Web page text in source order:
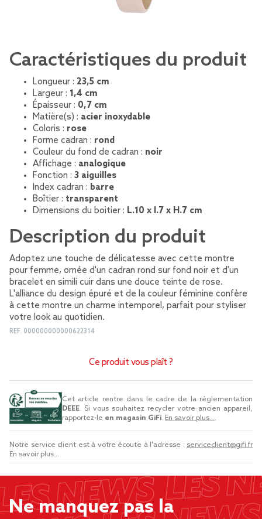
Caractéristiques du produit
Longueur : 23,5 cm
Largeur : 1,4 cm
Épaisseur : 0,7 cm
Matière(s) : acier inoxydable
Coloris : rose
Forme cadran : rond
Couleur du fond de cadran : noir
Affichage : analogique
Fonction : 3 aiguilles
Index cadran : barre
Boîtier : transparent
Dimensions du boitier : L.10 x l.7 x H.7 cm
Description du produit
Adoptez une touche de délicatesse avec cette montre
pour femme, ornée d'un cadran rond sur fond noir et d'un
bracelet en simili cuir dans une douce teinte de rose.
L'alliance du design épuré et de la couleur féminine confère
à cette montre un charme intemporel, parfait pour styliser
votre look au quotidien.
REF. 000000000000622314
Ce produit vous plaît ?
Cet article rentre dans le cadre de la réglementation
DEEE. Si vous souhaitez recycler votre ancien appareil,
rapportez-le en magasin GiFi. En savoir plus....
Notre service client est à votre écoute à l'adresse : serviceclient@gifi.fr
En savoir plus...
Ne manquez pas la